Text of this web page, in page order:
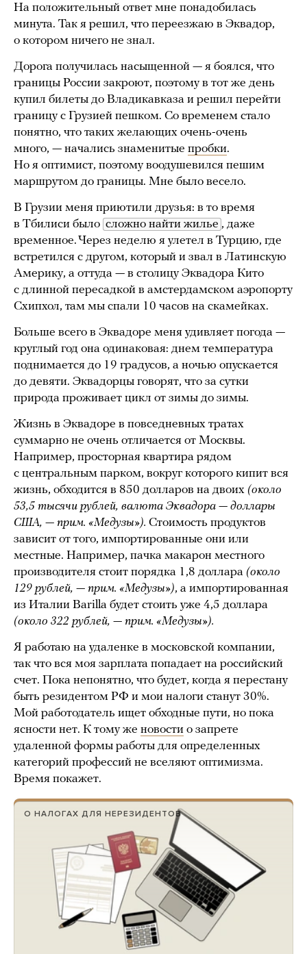
На положительный ответ мне понадобилась
минута. Так я решил, что переезжаю в Эквадор,
о котором ничего не знал.
Дорога получилась насыщенной — я боялся, что
границы России закроют, поэтому в тот же день
купил билеты до Владикавказа и решил перейти
границу с Грузией пешком. Со временем стало
понятно, что таких желающих очень-очень
много, — начались знаменитые пробки.
Но я оптимист, поэтому воодушевился пешим
маршрутом до границы. Мне было весело.
В Грузии меня приютили друзья: в то время
в Тбилиси было сложно найти жилье , даже
временное. Через неделю я улетел в Турцию, где
встретился с другом, который и звал в Латинскую
Америку, а оттуда — в столицу Эквадора Кито
с длинной пересадкой в амстердамском аэропорту
Схипхол, там мы спали 10 часов на скамейках.
Больше всего в Эквадоре меня удивляет погода —
круглый год она одинаковая: днем температура
поднимается до 19 градусов, а ночью опускается
до девяти. Эквадорцы говорят, что за сутки
природа проживает цикл от зимы до зимы.
Жизнь в Эквадоре в повседневных тратах
суммарно не очень отличается от Москвы.
Например, просторная квартира рядом
с центральным парком, вокруг которого кипит вся
жизнь, обходится в 850 долларов на двоих (около
53,5 тысячи рублей, валюта Эквадора — доллары
США, — прим. «Медузы»). Стоимость продуктов
зависит от того, импортированные они или
местные. Например, пачка макарон местного
производителя стоит порядка 1,8 доллара (около
129 рублей, — прим. «Медузы»), а импортированная
из Италии Barilla будет стоить уже 4,5 доллара
(около 322 рублей, — прим. «Медузы»).
Я работаю на удаленке в московской компании,
так что вся моя зарплата попадает на российский
счет. Пока непонятно, что будет, когда я перестану
быть резидентом РФ и мои налоги станут 30%.
Мой работодатель ищет обходные пути, но пока
ясности нет. К тому же новости о запрете
удаленной формы работы для определенных
категорий профессий не вселяют оптимизма.
Время покажет.
О НАЛОГАХ ДЛЯ НЕРЕЗИДЕНТОВ